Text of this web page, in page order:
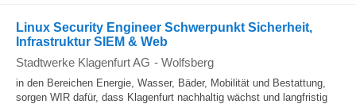
Linux Security Engineer Schwerpunkt Sicherheit,
Infrastruktur SIEM & Web
Stadtwerke Klagenfurt AG - Wolfsberg
in den Bereichen Energie, Wasser, Bäder, Mobilität und Bestattung,
sorgen WIR dafür, dass Klagenfurt nachhaltig wächst und langfristig